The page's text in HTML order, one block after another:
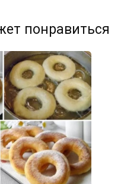
понравиться